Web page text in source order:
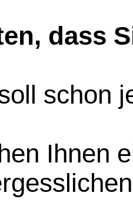
dass
schon
Ihnen